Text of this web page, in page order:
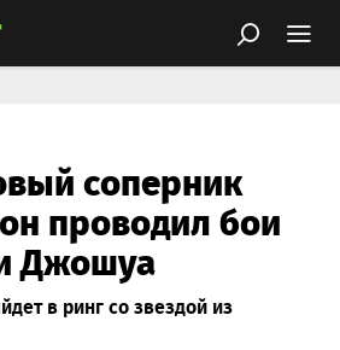
соперник
проводил бои
Джошуа
в ринг со звездой из